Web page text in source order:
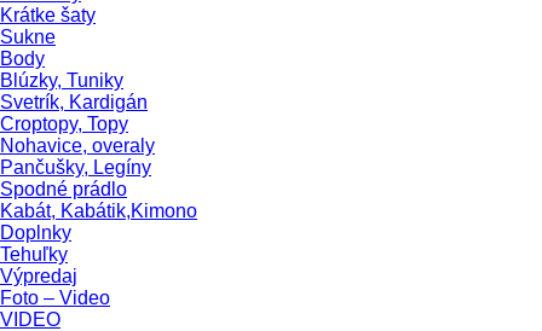
Krátke šaty
Sukne
Body
Blúzky, Tuniky
Svetrík, Kardigán
Croptopy, Topy
Nohavice, overaly
Pančušky, Legíny
Spodné prádlo
Kabát, Kabátik,Kimono
Doplnky
Tehuľky
Výpredaj
Foto – Video
VIDEO